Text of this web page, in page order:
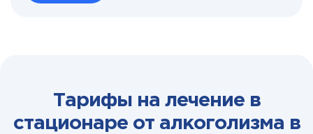
Тарифы на лечение в
стационаре от алкоголизма в